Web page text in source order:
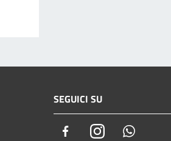
SEGUICI SU
FacebookInstagram